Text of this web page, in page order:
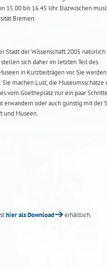
15.00 bis 16.45 Uhr. Dazwischen
Bremen.
Stadt der Wissenschaft 2005
stellen sich daher im letzten Teil des
in Kurzbeiträgen vor. Sie
machen Lust, die Museumsschätze
vom Goetheplatz nur ein paar
oder auch günstig mit der
und Museen.
hier als Download erhältlich.